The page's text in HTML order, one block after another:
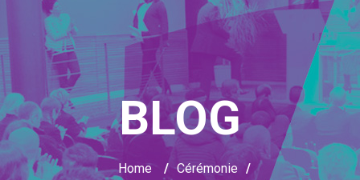
BLOG
Home / Cérémonie /